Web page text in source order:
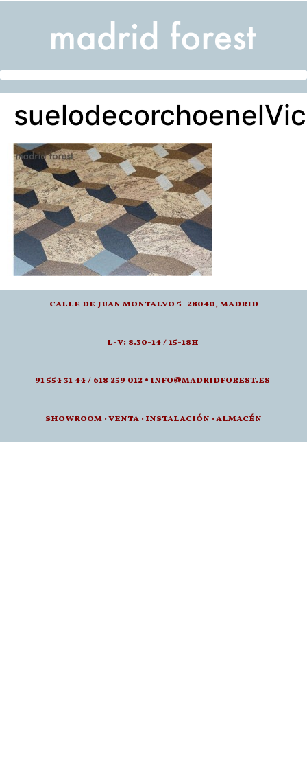
calle de juan montalvo 5- 28040, madrid
l-v: 8.30-14 / 15-18h
91 554 31 44 / 618 259 012 • info@madridforest.es
showroom ·venta · instalación · almacén